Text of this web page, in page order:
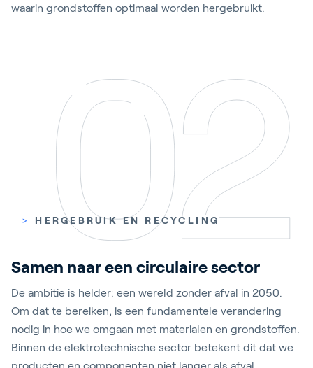
waarin grondstoffen optimaal worden hergebruikt.
> HERGEBRUIK EN RECYCLING
Samen naar een circulaire sector
De ambitie is helder: een wereld zonder afval in 2050.
Om dat te bereiken, is een fundamentele verandering
nodig in hoe we omgaan met materialen en grondstoffen.
Binnen de elektrotechnische sector betekent dit dat we
producten en componenten niet langer als afval